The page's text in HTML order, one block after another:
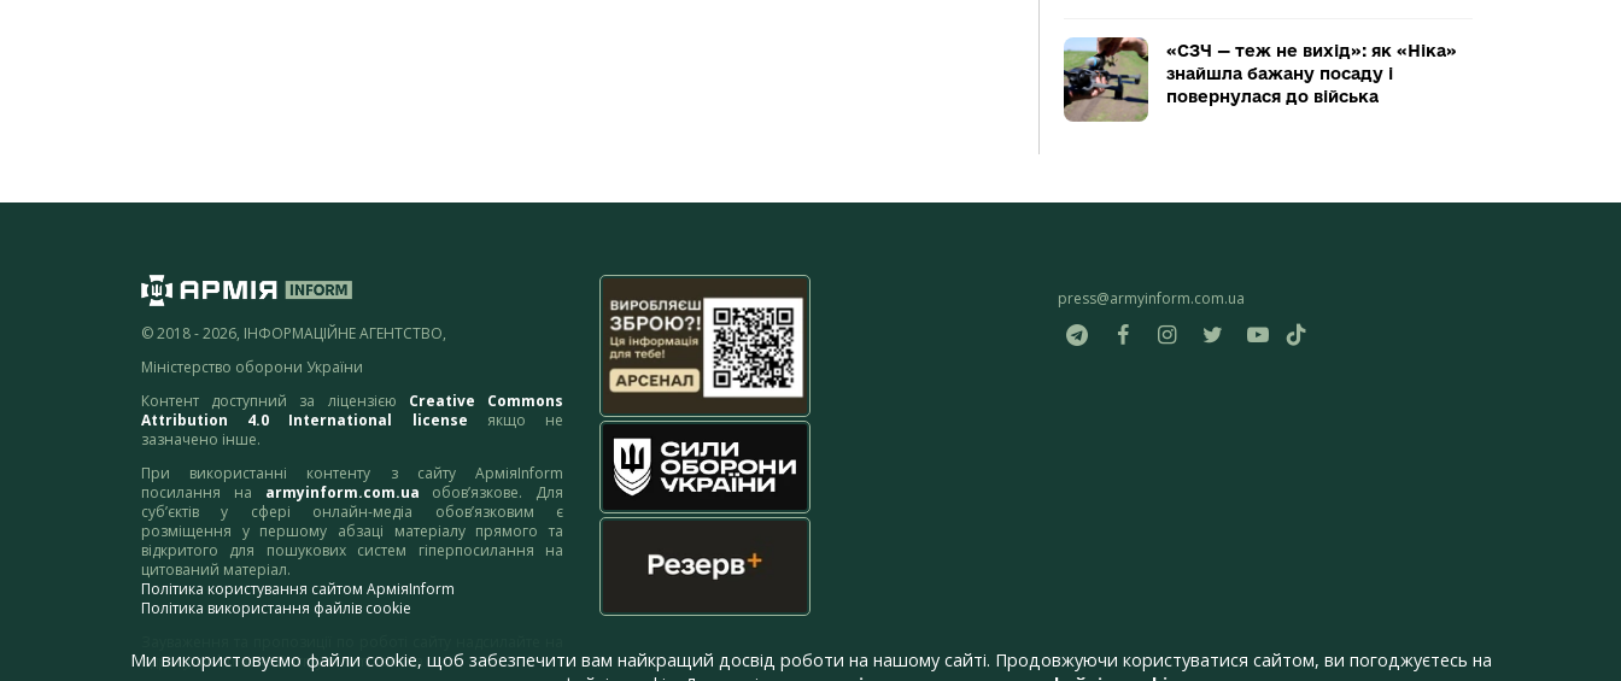
«СЗЧ — теж не вихід»: як «Ніка»
знайшла бажану посаду і
повернулася до війська
© 2018 - 2026, ІНФОРМАЦІЙНЕ АГЕНТСТВО,
Міністерство оборони України
Контент доступний за ліцензією Creative Commons
Attribution 4.0 International license якщо не
зазначено інше.
При використанні контенту з сайту АрміяInform
посилання на armyinform.com.ua обов’язкове. Для
суб’єктів у сфері онлайн-медіа обов’язковим є
розміщення у першому абзаці матеріалу прямого та
відкритого для пошукових систем гіперпосилання на
цитований матеріал.
Політика користування сайтом АрміяInform
Політика використання файлів cookie
адресу:webmaster@armyinform.com.ua
press@armyinform.com.ua
Ми використовуємо файли cookie, щоб забезпечити вам найкращий досвід роботи на нашому сайті. Продовжуючи користуватися сайтом, ви погоджуєтесь на